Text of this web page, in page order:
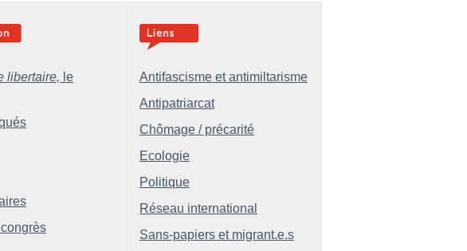
libertaire, le
Antifascisme et antimiltarisme
Antipatriarcat
Chômage / précarité
Ecologie
Politique
Réseau international
Sans-papiers et migrant.e.s